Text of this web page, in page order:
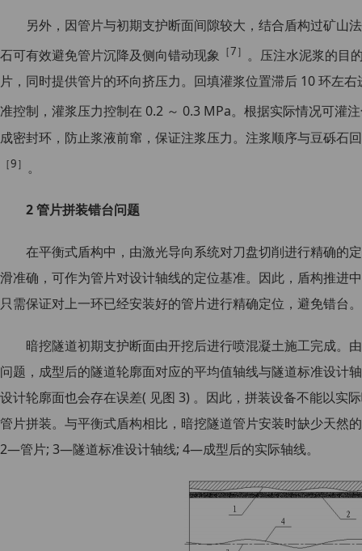
另外，因管片与初期支护断面间隙较大，结合盾构过矿山
石可有效避免管片沉降及侧向错动现象 ［7］ 。压注水泥浆的目
片，同时提供管片的环向挤压力。回填灌浆位置滞后 10 环左
准控制，灌浆压力控制在 0.2 ～ 0.3 MPa。根据实际情况可灌
成密封环，防止浆液前窜，保证注浆压力。注浆顺序与豆砾
［9］ 。
2 管片拼装错台问题
在平衡式盾构中，由激光导向系统对刀盘切削进行精确的
滑准确，可作为管片对设计轴线的定位基准。因此，盾构推进
只需保证对上一环已经安装好的管片进行精确定位，避免错台。
暗挖隧道初期支护断面由开挖后进行喷混凝土施工完成。
问题，成型后的隧道轮廓面对应的平均值轴线与隧道标准设计
设计轮廓面也会存在误差( 见图 3) 。因此，拼装设备不能以实
管片拼装。与平衡式盾构相比，暗挖隧道管片安装时缺少天然
2—管片; 3—隧道标准设计轴线; 4—成型后的实际轴线。